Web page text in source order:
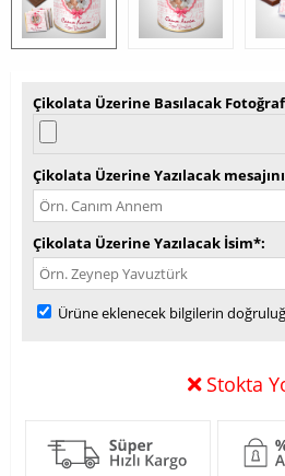
Çikolata Üzerine Basılacak
Çikolata Üzerine Yazılacak
Çikolata Üzerine Yazılacak İsim*
Ürüne eklenecek bilgilerin
Stokta